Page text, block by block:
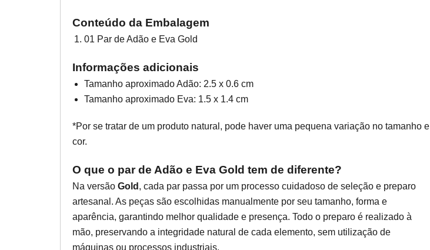
Conteúdo da Embalagem
01 Par de Adão e Eva Gold
Informações adicionais
Tamanho aproximado Adão: 2.5 x 0.6 cm
Tamanho aproximado Eva: 1.5 x 1.4 cm
*Por se tratar de um produto natural, pode haver uma pequena variação no tamanho e
cor.
O que o par de Adão e Eva Gold tem de diferente?
Na versão Gold , cada par passa por um processo cuidadoso de seleção e preparo
artesanal. As peças são escolhidas manualmente por seu tamanho, forma e
aparência, garantindo melhor qualidade e presença. Todo o preparo é realizado à
mão, preservando a integridade natural de cada elemento, sem utilização de
máquinas ou processos industriais.